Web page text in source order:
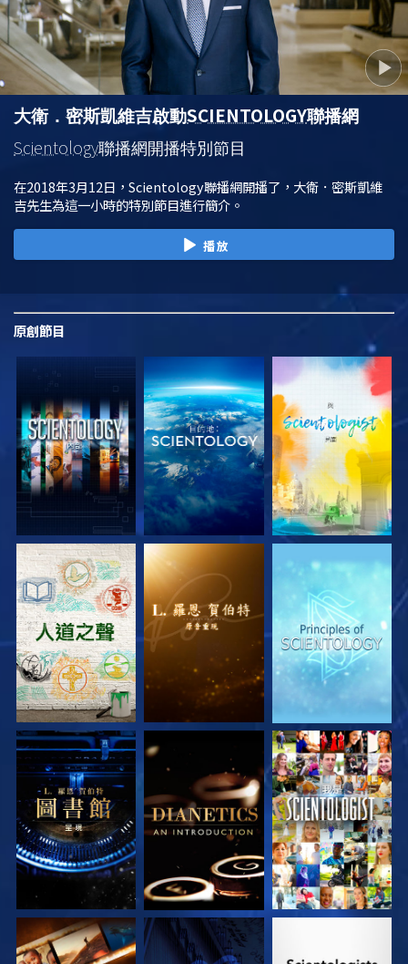
大衛．密斯凱維吉啟動SCIENTOLOGY聯播網
Scientology聯播網開播特別節目
在2018年3月12日，Scientology聯播網開播了，大衛．密斯凱維
吉先生為這一小時的特別節目進行簡介。
播放
原創節目
探索系列節目 探索系列節目 探索系列節目
探索系列節目 探索系列節目 觀看